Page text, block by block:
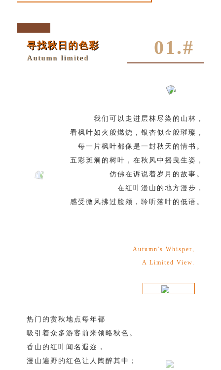
寻找秋日的色彩
Autumn limited 01.#
我们可以走进层林尽染的山林，
看枫叶如火般燃烧，银杏似金般璀璨，
每一片枫叶都像是一封秋天的情书。
五彩斑斓的树叶，在秋风中摇曳生姿，
仿佛在诉说着岁月的故事。
在红叶漫山的地方漫步，
感受微风拂过脸颊，聆听落叶的低语。
Autumn's Whisper,
A Limited View.
热门的赏秋地点每年都
吸引着众多游客前来领略秋色。
香山的红叶闻名遐迩，
漫山遍野的红色让人陶醉其中；